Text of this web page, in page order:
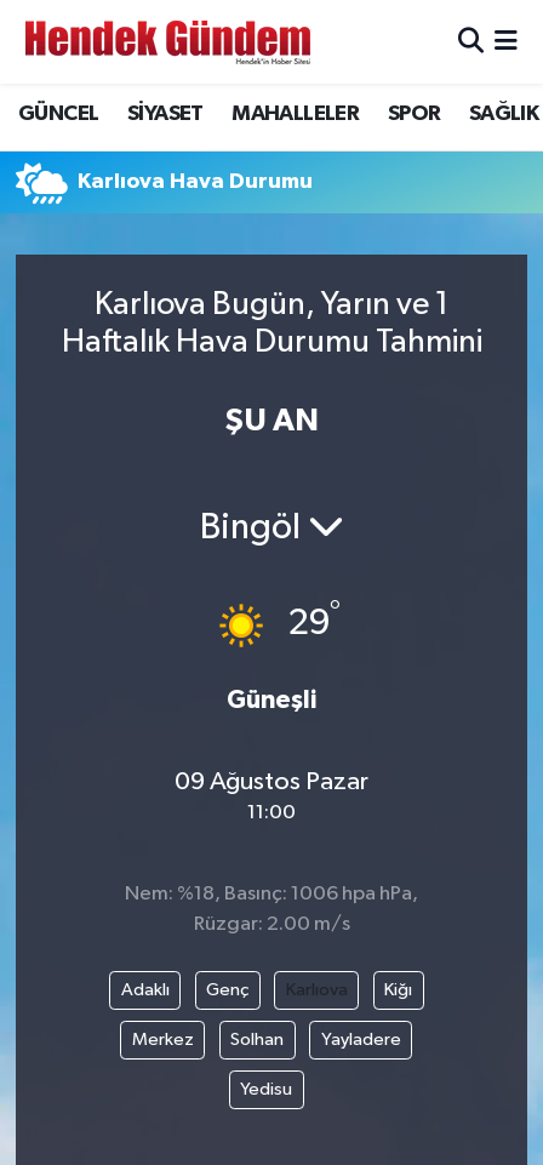
GÜNCEL SİYASET MAHALLELER SPOR SAĞLIK
Karlıova Hava Durumu
Karlıova Bugün, Yarın ve 1
Haftalık Hava Durumu Tahmini
ŞU AN
Bingöl
29°
Güneşli
09 Ağustos Pazar
11:00
Nem: %18, Basınç: 1006 hpa hPa,
Rüzgar: 2.00 m/s
Adaklı Genç Karlıova Kiğı
Merkez Solhan Yayladere
Yedisu
Sakarya Hava Durumu
Sakarya Namaz Vakitleri
Süper Lig Puan Durumu ve Fikstür